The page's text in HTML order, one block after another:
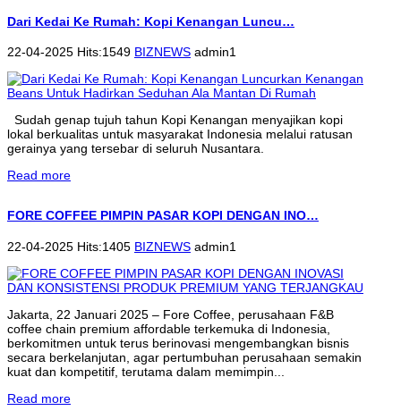
Dari Kedai Ke Rumah: Kopi Kenangan Luncu…
22-04-2025 Hits:1549 BIZNEWS admin1
Sudah genap tujuh tahun Kopi Kenangan menyajikan kopi
lokal berkualitas untuk masyarakat Indonesia melalui ratusan
gerainya yang tersebar di seluruh Nusantara.
Read more
FORE COFFEE PIMPIN PASAR KOPI DENGAN INO…
22-04-2025 Hits:1405 BIZNEWS admin1
Jakarta, 22 Januari 2025 – Fore Coffee, perusahaan F&B
coffee chain premium affordable terkemuka di Indonesia,
berkomitmen untuk terus berinovasi mengembangkan bisnis
secara berkelanjutan, agar pertumbuhan perusahaan semakin
kuat dan kompetitif, terutama dalam memimpin...
Read more